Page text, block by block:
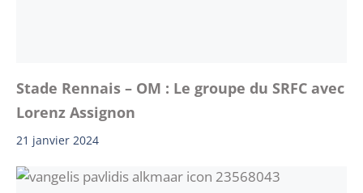
Stade Rennais – OM : Le groupe du SRFC avec
Lorenz Assignon
21 janvier 2024